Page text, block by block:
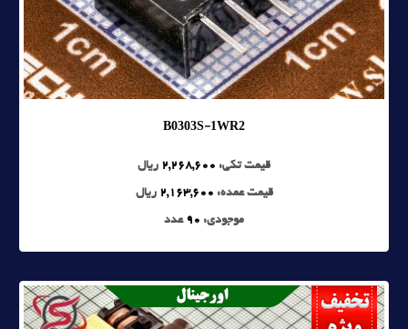
B0303S-1WR2
قیمت تکی: 2,268,600 ریال
قیمت عمده: 2,163,600 ریال
موجودی: 90 عدد